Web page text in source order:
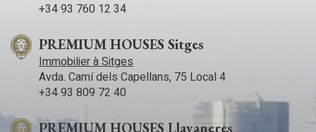
+34 93 760 12 34
PREMIUM HOUSES Sitges
Immobilier à Sitges
Avda. Camí­ dels Capellans, 75 Local 4
+34 93 809 72 40
PREMIUM HOUSES Llavaneres